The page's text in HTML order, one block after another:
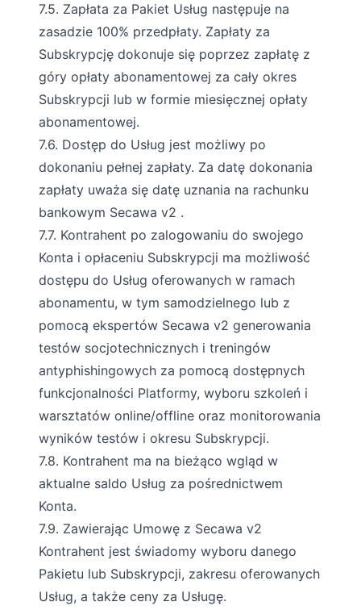
7.5. Zapłata za Pakiet Usług następuje na
zasadzie 100% przedpłaty. Zapłaty za
Subskrypcję dokonuje się poprzez zapłatę z
góry opłaty abonamentowej za cały okres
Subskrypcji lub w formie miesięcznej opłaty
abonamentowej.
7.6. Dostęp do Usług jest możliwy po
dokonaniu pełnej zapłaty. Za datę dokonania
zapłaty uważa się datę uznania na rachunku
bankowym Secawa v2 .
7.7. Kontrahent po zalogowaniu do swojego
Konta i opłaceniu Subskrypcji ma możliwość
dostępu do Usług oferowanych w ramach
abonamentu, w tym samodzielnego lub z
pomocą ekspertów Secawa v2 generowania
testów socjotechnicznych i treningów
antyphishingowych za pomocą dostępnych
funkcjonalności Platformy, wyboru szkoleń i
warsztatów online/offline oraz monitorowania
wyników testów i okresu Subskrypcji.
7.8. Kontrahent ma na bieżąco wgląd w
aktualne saldo Usług za pośrednictwem
Konta.
7.9. Zawierając Umowę z Secawa v2
Kontrahent jest świadomy wyboru danego
Pakietu lub Subskrypcji, zakresu oferowanych
Usług, a także ceny za Usługę.